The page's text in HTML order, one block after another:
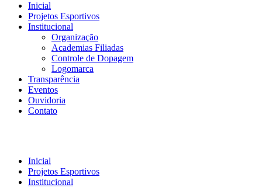
Inicial
Projetos Esportivos
Institucional
Organização
Academias Filiadas
Controle de Dopagem
Logomarca
Transparência
Eventos
Ouvidoria
Contato
Inicial
Projetos Esportivos
Institucional